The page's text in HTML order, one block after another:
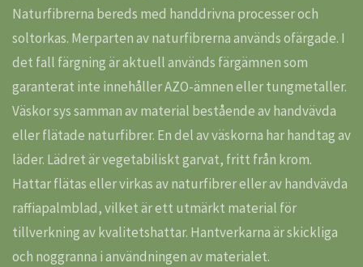
Naturfibrerna bereds med handdrivna processer och
soltorkas. Merparten av naturfibrerna används ofärgade. I
det fall färgning är aktuell används färgämnen som
garanterat inte innehåller AZO-ämnen eller tungmetaller.
Väskor sys samman av material bestående av handvävda
eller flätade naturfibrer. En del av väskorna har handtag av
läder. Lädret är vegetabiliskt garvat, fritt från krom.
Hattar flätas eller virkas av naturfibrer eller av handvävda
raffiapalmblad, vilket är ett utmärkt material för
tillverkning av kvalitetshattar. Hantverkarna är skickliga
och noggranna i användningen av materialet.